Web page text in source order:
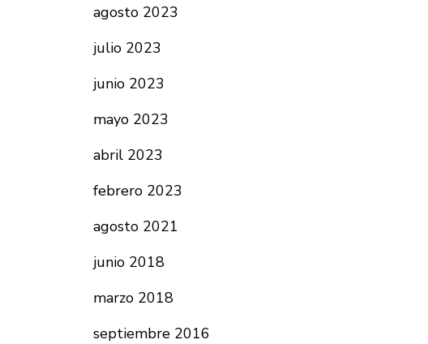
agosto 2023
julio 2023
junio 2023
mayo 2023
abril 2023
febrero 2023
agosto 2021
junio 2018
marzo 2018
septiembre 2016